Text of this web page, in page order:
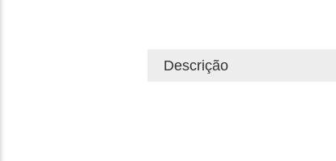
Descrição